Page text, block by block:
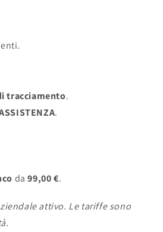
tracciamento.
.
da99,00 €.
attivo. Le tariffe sono